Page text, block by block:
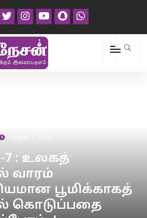
: உலகத்
வாரம்
பூமிக்காகத்
கொடுப்பதை